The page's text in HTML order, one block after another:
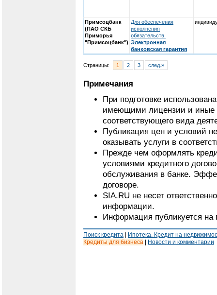
Примсоцбанк
(ПАО СКБ
Приморья
"Примсоцбанк")
Для обеспечения
исполнения
обязательств.
Электронная
банковская гарантия
Страницы: 1 2 3 след.»
Примечания
При подготовке
имеющими лицензии и иные
соответствующего вида
Публикация цен и условий
оказывать услуги в
Прежде чем оформлять
условиями кредитного
обслуживания в банке.
договоре.
SIA.RU не несет
информации.
Информация публикуется на
Поиск кредита
Ипотека. Кредит на
Кредиты для бизнеса
Новости и комментарии